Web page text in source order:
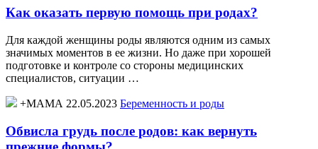
Как оказать первую помощь при родах?
Для каждой женщины роды являются одним из самых
значимых моментов в ее жизни. Но даже при хорошей
подготовке и контроле со стороны медицинских
специалистов, ситуации …
+МАМА 22.05.2023 Беременность и роды
Обвисла грудь после родов: как вернуть